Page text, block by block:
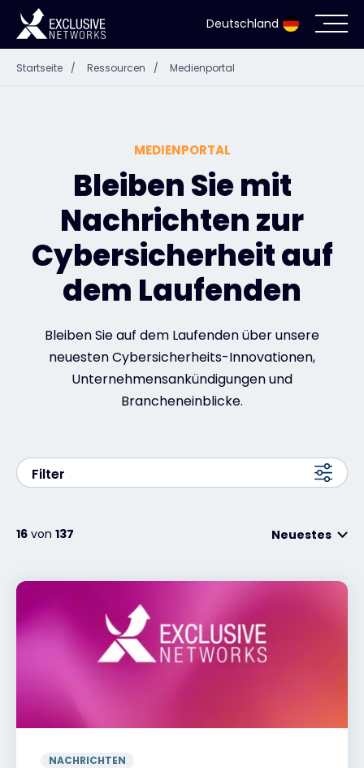
Deutschland
Ressourcen
Unternehmen
Partnerportal
Exclusive Access Anmeldung
Exclusive Access - Erfahren Sie mehr
Startseite / Ressourcen / Medienportal
MEDIENPORTAL
Bleiben Sie mit
Nachrichten zur
Cybersicherheit auf
dem Laufenden
Bleiben Sie auf dem Laufenden über unsere
neuesten Cybersicherheits-Innovationen,
Unternehmensankündigungen und
Brancheneinblicke.
Filter
16 von 137 Neuestes
NACHRICHTEN